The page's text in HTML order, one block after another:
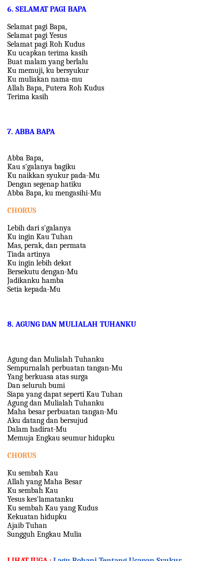
6. SELAMAT PAGI BAPA
Selamat pagi Bapa,
Selamat pagi Yesus
Selamat pagi Roh Kudus
Ku ucapkan terima kasih
Buat malam yang berlalu
Ku memuji, ku bersyukur
Ku muliakan nama-mu
Allah Bapa, Putera Roh Kudus
Terima kasih
7. ABBA BAPA
Abba Bapa,
Kau s'galanya bagiku
Ku naikkan syukur pada-Mu
Dengan segenap hatiku
Abba Bapa, ku mengasihi-Mu
CHORUS
Lebih dari s'galanya
Ku ingin Kau Tuhan
Mas, perak, dan permata
Tiada artinya
Ku ingin lebih dekat
Bersekutu dengan-Mu
Jadikanku hamba
Setia kepada-Mu
8. AGUNG DAN MULIALAH TUHANKU
Agung dan Mulialah Tuhanku
Sempurnalah perbuatan tangan-Mu
Yang berkuasa atas surga
Dan seluruh bumi
Siapa yang dapat seperti Kau Tuhan
Agung dan Mulialah Tuhanku
Maha besar perbuatan tangan-Mu
Aku datang dan bersujud
Dalam hadirat-Mu
Memuja Engkau seumur hidupku
CHORUS
Ku sembah Kau
Allah yang Maha Besar
Ku sembah Kau
Yesus kes'lamatanku
Ku sembah Kau yang Kudus
Kekuatan hidupku
Ajaib Tuhan
Sungguh Engkau Mulia